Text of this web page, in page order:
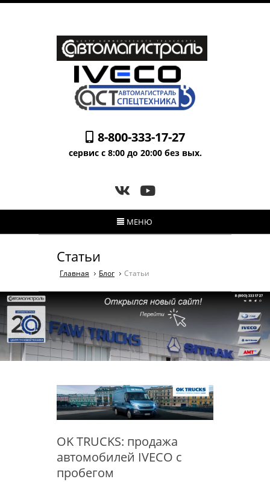
8-800-333-17-27
сервис с 8:00 до 20:00 без вых.
МЕНЮ
Статьи
Главная Блог Статьи
OK TRUCKS: продажа
автомобилей IVECO с
пробегом